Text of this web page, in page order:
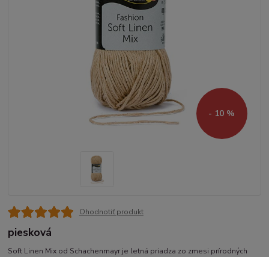
- 10 %
Ohodnotiť produkt
piesková
Soft Linen Mix od Schachenmayr je letná priadza zo zmesi prírodných